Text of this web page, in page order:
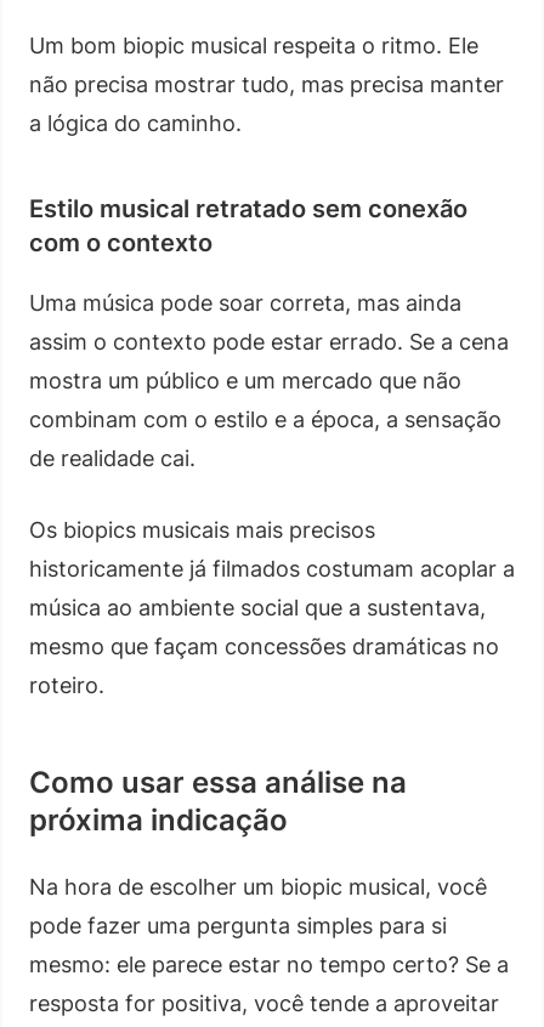
Um bom biopic musical respeita o ritmo. Ele
não precisa mostrar tudo, mas precisa manter
a lógica do caminho.
Estilo musical retratado sem conexão
com o contexto
Uma música pode soar correta, mas ainda
assim o contexto pode estar errado. Se a cena
mostra um público e um mercado que não
combinam com o estilo e a época, a sensação
de realidade cai.
Os biopics musicais mais precisos
historicamente já filmados costumam acoplar a
música ao ambiente social que a sustentava,
mesmo que façam concessões dramáticas no
roteiro.
Como usar essa análise na
próxima indicação
Na hora de escolher um biopic musical, você
pode fazer uma pergunta simples para si
mesmo: ele parece estar no tempo certo? Se a
resposta for positiva, você tende a aproveitar